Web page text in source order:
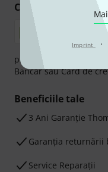
Imprint ·
Cumpărați și plătiți
plata se poate efectua
Bancar sau Card de
Beneficiile tale
3 Ani Garanție
Garanţia returnării
Service Reparații